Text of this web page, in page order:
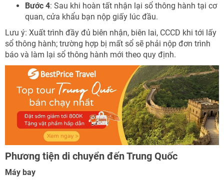
Bước 4: Sau khi hoàn tất nhận lại sổ thông hành tại cơ
quan, cửa khẩu bạn nộp giấy lúc đầu.
Lưu ý: Xuất trình đầy đủ biên nhận, biên lai, CCCD khi tới lấy
sổ thông hành; trường hợp bị mất sổ sẽ phải nộp đơn trình
báo và làm lại sổ thông hành mới theo quy định.
Phương tiện di chuyển đến Trung Quốc
Máy bay